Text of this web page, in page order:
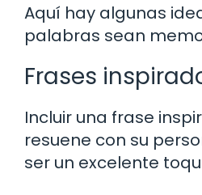
Aquí hay algunas
palabras sean
Frases
Incluir una frase
resuene con su
ser un excelente